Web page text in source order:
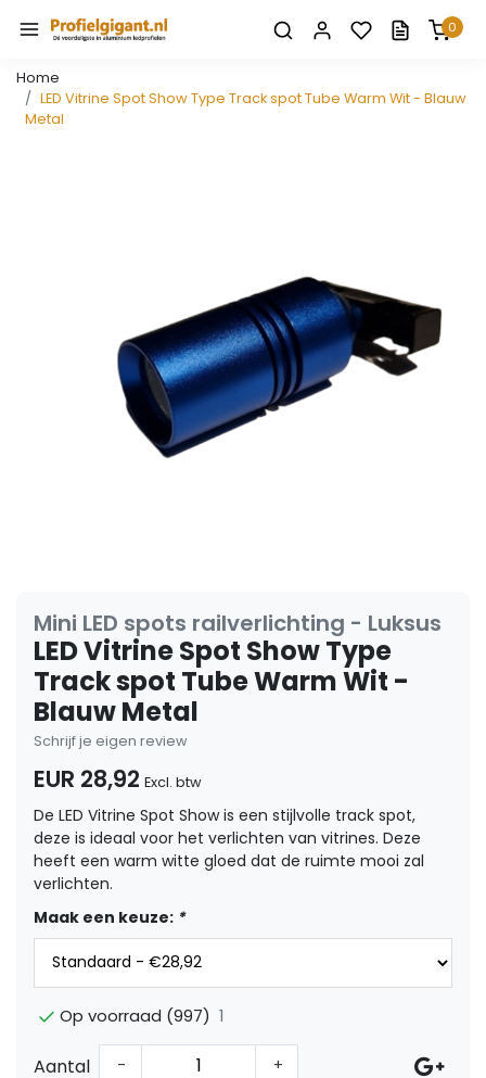
0
Home
LED Vitrine Spot Show Type Track spot Tube Warm Wit - Blauw
Metal
Mini LED spots railverlichting - Luksus
LED Vitrine Spot Show Type
Track spot Tube Warm Wit -
Blauw Metal
Schrijf je eigen review
EUR 28,92 Excl. btw
De LED Vitrine Spot Show is een stijlvolle track spot,
deze is ideaal voor het verlichten van vitrines. Deze
heeft een warm witte gloed dat de ruimte mooi zal
verlichten.
Maak een keuze: *
Op voorraad (997) 1
Aantal - +